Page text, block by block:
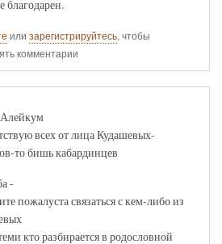
благодарен.
или зарегистрируйтесь, чтобы
комментарии
всех от лица Кудашевых-
то бишь кабардинцев
-
пожалуста связаться с кем-либо из
кто разбирается в родословной